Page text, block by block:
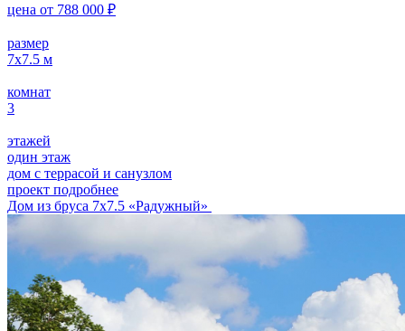
цена от 788 000 ₽
размер
7х7.5 м
комнат
3
этажей
один этаж
дом с террасой и санузлом
проект подробнее
Дом из бруса 7х7.5 «Радужный»